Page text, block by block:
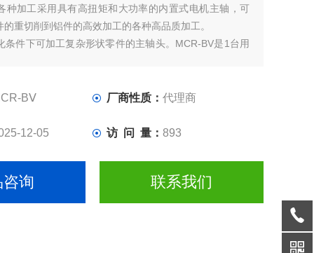
种加工采用具有高扭矩和大功率的内置式电机主轴，可
重切削到铝件的高效加工的各种高品质加工。
条件下可加工复杂形状零件的主轴头。MCR-BV是1台用
BⅤ 厂商性质：代理商
12-05 访 问 量：893
询 联系我们